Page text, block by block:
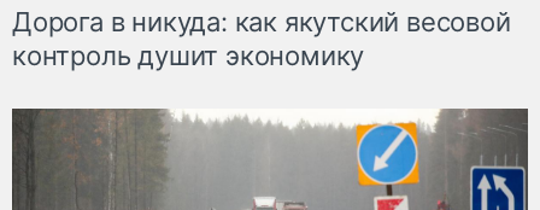
Дорога в никуда: как якутский весовой
контроль душит экономику